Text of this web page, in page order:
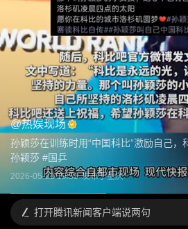
@热娱现场
孙颖莎在训练时用“中国科比”激励自己，
孙颖莎 #国乒
2026-05-22 19:55 发布于重庆
打开腾讯新闻客户端说两句